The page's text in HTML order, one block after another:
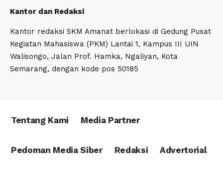
Kantor dan Redaksi
Kantor redaksi SKM Amanat berlokasi di Gedung Pusat
Kegiatan Mahasiswa (PKM) Lantai 1, Kampus III UIN
Walisongo, Jalan Prof. Hamka, Ngaliyan, Kota
Semarang, dengan kode pos 50185
Tentang Kami Media Partner
Pedoman Media Siber Redaksi Advertorial